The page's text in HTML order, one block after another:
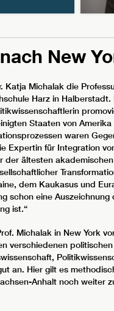
New
Katja Michalak die
Harz in
Staaten von
waren
Expertin für Integration
der ältesten
dem Kaukasus und
schon eine
ist.“
Michalak in New York
verschiedenen
an. Hier gilt es
Anhalt noch weiter